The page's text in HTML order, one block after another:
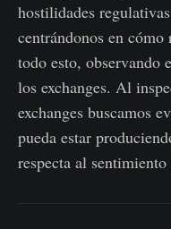
hostilidades
centrándonos en cómo
todo esto, observando
los exchanges. Al
exchanges buscamos
pueda estar
respecta al sentimiento